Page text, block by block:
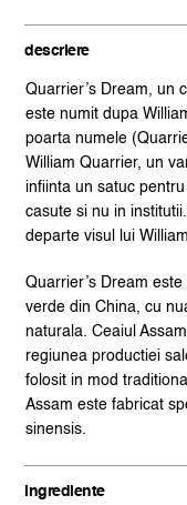
descriere
Quarrier’s Dream, un
este numit dupa
poarta numele
William Quarrier, un
infiinta un satuc
casute si nu in
departe visul lui
Quarrier’s Dream
verde din China, cu
naturala. Ceaiul
regiunea productiei
folosit in mod
Assam este fabricat
sinensis.
ingrediente